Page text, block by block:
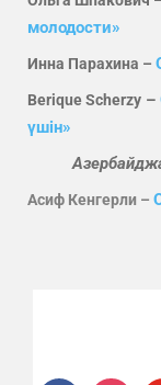
молодости»
Инна Парахина –
Berique Scherzy –
үшін»
Асиф Кенгерли –